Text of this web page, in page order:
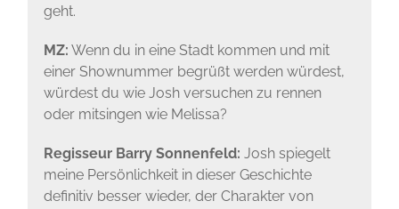
geht.
MZ: Wenn du in eine Stadt kommen und mit
einer Shownummer begrüßt werden würdest,
würdest du wie Josh versuchen zu rennen
oder mitsingen wie Melissa?
Regisseur Barry Sonnenfeld: Josh spiegelt
meine Persönlichkeit in dieser Geschichte
definitiv besser wieder, der Charakter von